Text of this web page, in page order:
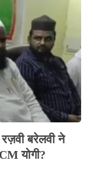
बरेलवी ने
योगी?